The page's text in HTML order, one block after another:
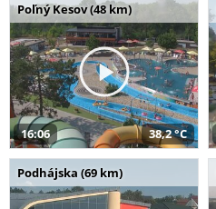
Poľný Kesov (48 km)
16:06 38,2 °C
Podhájska (69 km)